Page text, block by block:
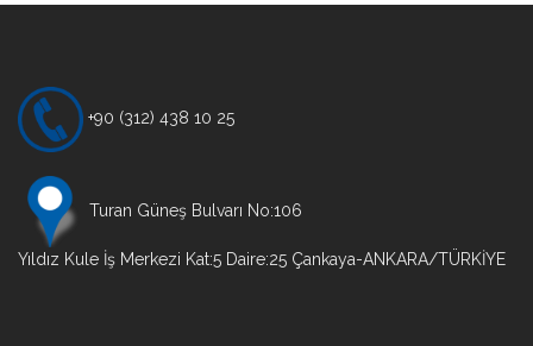
+90 (312) 438 10 25
Turan Güneş Bulvarı No:106
Yıldız Kule İş Merkezi Kat:5 Daire:25 Çankaya-ANKARA/TÜRKİYE